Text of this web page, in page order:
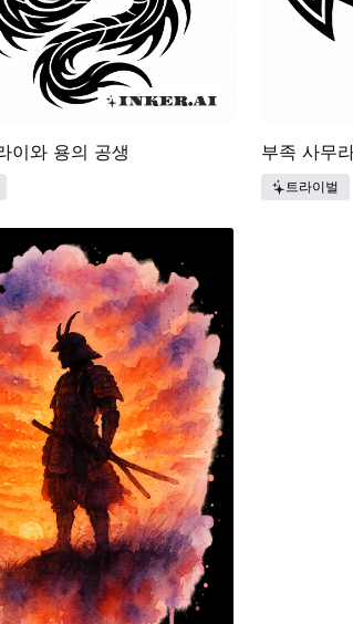
이와 용의 공생 부족 사무
트라이벌